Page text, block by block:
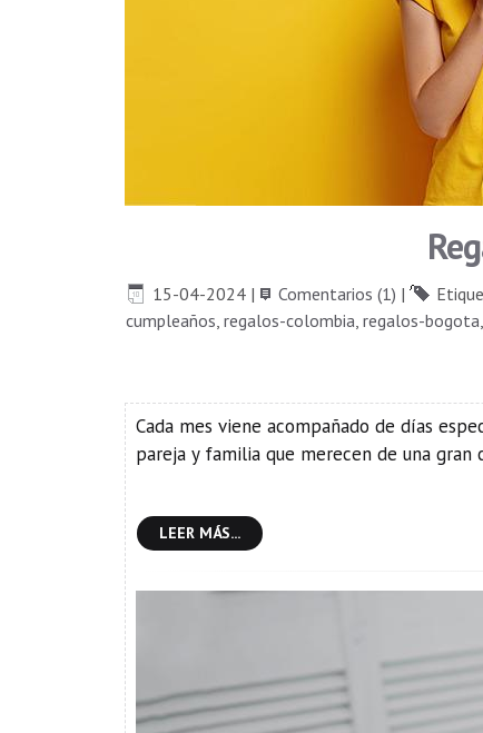
15-04-2024 | Comentarios (1) |
cumpleaños, regalos-colombia, regalos-bogota,
Cada mes viene acompañado de días
pareja y familia que merecen de una gran
LEER MÁS...